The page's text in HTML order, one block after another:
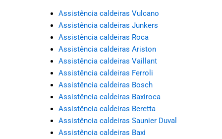
Assistência caldeiras Vulcano
Assistência caldeiras Junkers
Assistência caldeiras Roca
Assistência caldeiras Ariston
Assistência caldeiras Vaillant
Assistência caldeiras Ferroli
Assistência caldeiras Bosch
Assistência caldeiras Baxiroca
Assistência caldeiras Beretta
Assistência caldeiras Saunier Duval
Assistência caldeiras Baxi